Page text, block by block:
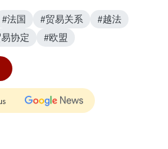
#法国 #贸易关系
#越法
协定
#欧盟